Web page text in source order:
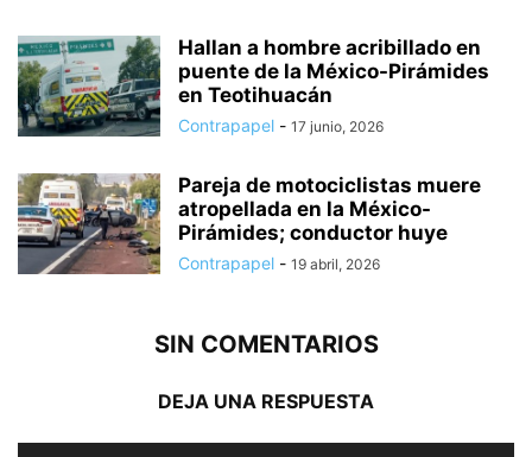
Hallan a hombre acribillado en
puente de la México-Pirámides
en Teotihuacán
Contrapapel - 17 junio, 2026
Pareja de motociclistas muere
atropellada en la México-
Pirámides; conductor huye
Contrapapel - 19 abril, 2026
SIN COMENTARIOS
DEJA UNA RESPUESTA